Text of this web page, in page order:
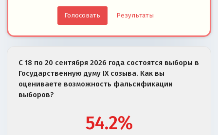
Результаты
С 18 по 20 сентября 2026 года состоятся выборы в
Государственную думу IX созыва. Как вы
оцениваете возможность фальсификации
выборов?
54.2%